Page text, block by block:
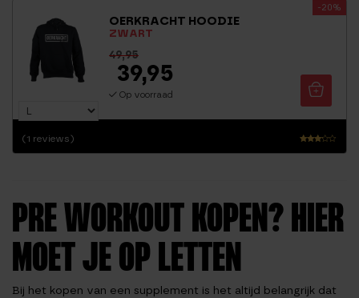
OERKRACHT HOODIE
ZWART
-20%
Waar
uit 5
(1 reviews)
49,95
39,95
Op voorraad
PRE WORKOUT KOPEN? HIER
MOET JE OP LETTEN
Bij het kopen van een supplement is het altijd belangrijk dat